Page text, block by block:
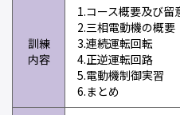
訓練
内容
1.コース概要及
2.三相電動機の概要
3.連続
4.正逆運転回路
5.電動機
6.まとめ